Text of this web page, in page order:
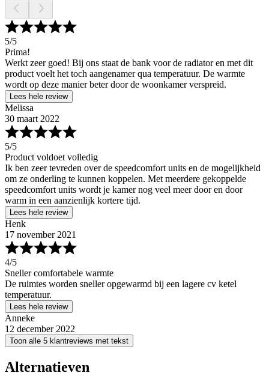
5/5
Prima!
Werkt zeer goed! Bij ons staat de bank voor de radiator en met dit
product voelt het toch aangenamer qua temperatuur. De warmte
wordt op deze manier beter door de woonkamer verspreid.
Lees hele review
Melissa
30 maart 2022
5/5
Product voldoet volledig
Ik ben zeer tevreden over de speedcomfort units en de mogelijkheid
om ze onderling te kunnen koppelen. Met meerdere gekoppelde
speedcomfort units wordt je kamer nog veel meer door en door
warm in een aanzienlijk kortere tijd.
Lees hele review
Henk
17 november 2021
4/5
Sneller comfortabele warmte
De ruimtes worden sneller opgewarmd bij een lagere cv ketel
temperatuur.
Lees hele review
Anneke
12 december 2022
Toon alle 5 klantreviews met tekst
Alternatieven